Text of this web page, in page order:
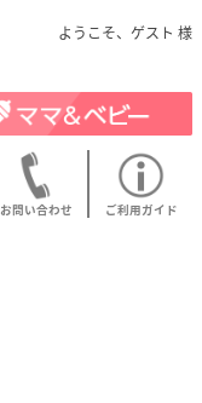
ようこそ、ゲスト 様
お問い合わせ ご利用ガイド